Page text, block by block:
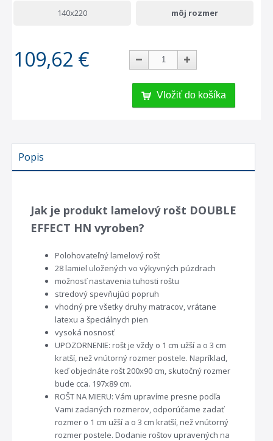
140x220 môj rozmer
109,62 €
Vložiť do košíka
Popis
Jak je produkt lamelový rošt DOUBLE
EFFECT HN vyroben?
Polohovateľný lamelový rošt
28 lamiel uložených vo výkyvných púzdrach
možnosť nastavenia tuhosti roštu
stredový spevňujúci popruh
vhodný pre všetky druhy matracov, vrátane
latexu a špeciálnych pien
vysoká nosnosť
UPOZORNENIE: rošt je vždy o 1 cm užší a o 3 cm
kratší, než vnútorný rozmer postele. Napríklad,
keď objednáte rošt 200x90 cm, skutočný rozmer
bude cca. 197x89 cm.
ROŠT NA MIERU: Vám upravíme presne podľa
Vami zadaných rozmerov, odporúčame zadať
rozmer o 1 cm užší a o 3 cm kratší, než vnútorný
rozmer postele. Dodanie roštov upravených na